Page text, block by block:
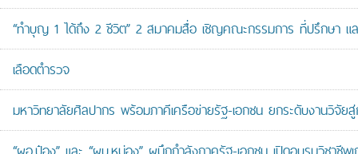
“ทำบุญ 1 ได้ถึง 2 ชีวิต” 2 สมาคมสื่อ เชิญคณะกรรมการ ที่ปรึกษา แ
เลือดตำรวจ
มหาวิทยาลัยศิลปากร พร้อมภาคีเครือข่ายรัฐ-เอกชน ยกระดับงานวิจัยสู่